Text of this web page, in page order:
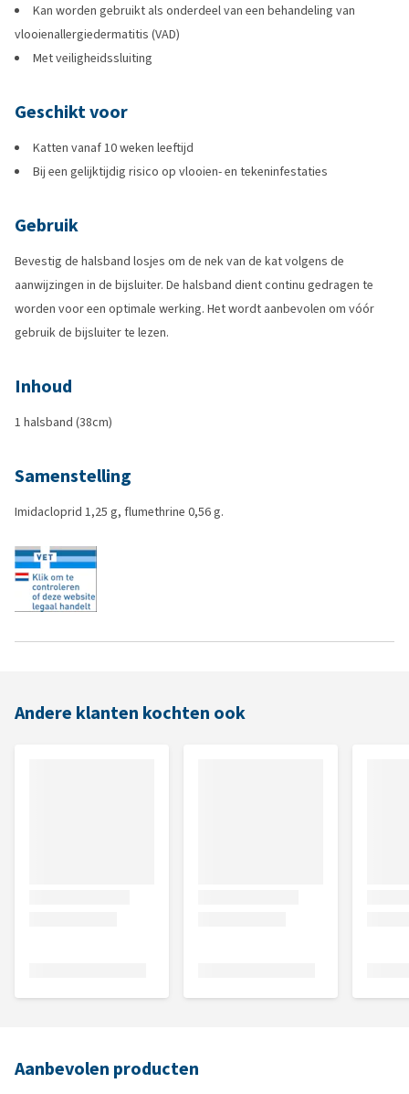
Kan worden gebruikt als onderdeel van een behandeling van
vlooienallergiedermatitis (VAD)
Met veiligheidssluiting
Geschikt voor
Katten vanaf 10 weken leeftijd
Bij een gelijktijdig risico op vlooien- en tekeninfestaties
Gebruik
Bevestig de halsband losjes om de nek van de kat volgens de
aanwijzingen in de bijsluiter. De halsband dient continu gedragen te
worden voor een optimale werking. Het wordt aanbevolen om vóór
gebruik de bijsluiter te lezen.
Inhoud
1 halsband (38cm)
Samenstelling
Imidacloprid 1,25 g, flumethrine 0,56 g.
Andere klanten kochten ook
Aanbevolen producten